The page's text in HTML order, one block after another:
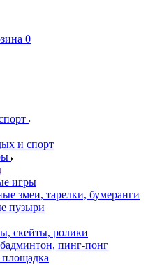
0
и спорт
игры
змеи, тарелки, бумеранги
пузыри
скейты, ролики
пинг-понг